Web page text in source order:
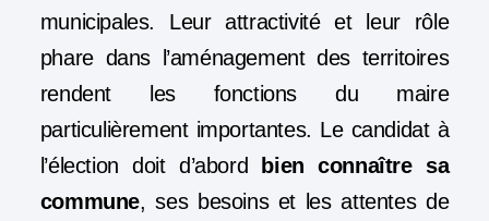
municipales. Leur attractivité et leur rôle
phare dans l’aménagement des territoires
rendent les fonctions du maire
particulièrement importantes. Le candidat à
l’élection doit d’abord
bien connaître sa
commune, ses besoins et les attentes de